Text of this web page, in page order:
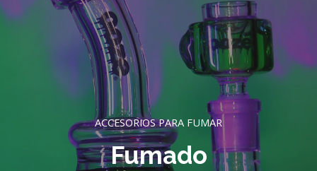
ACCESORIOS PARA FUMAR
Fumado